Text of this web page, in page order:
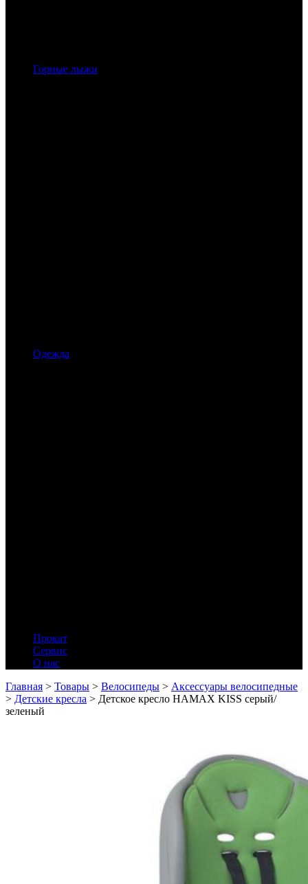
Горные лыжи
Одежда
Прокат
Сервис
О нас
Главная > Товары > Велосипеды > Аксессуары велосипедные
> Детские кресла > Детское кресло HAMAX KISS серый/
зеленый